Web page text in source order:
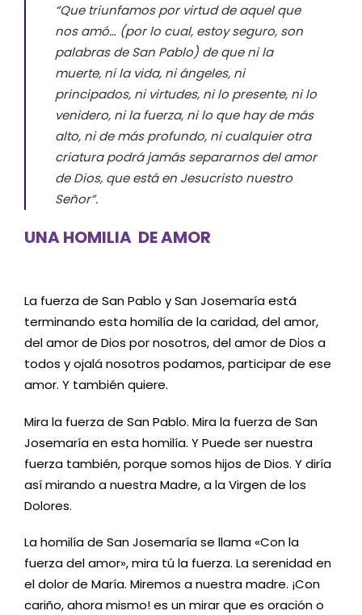
“Que triunfamos por virtud de aquel que
nos amó… (por lo cual, estoy seguro, son
palabras de San Pablo) de que ni la
muerte, ni la vida, ni ángeles, ni
principados, ni virtudes, ni lo presente, ni lo
venidero, ni la fuerza, ni lo que hay de más
alto, ni de más profundo, ni cualquier otra
criatura podrá jamás separarnos del amor
de Dios, que está en Jesucristo nuestro
Señor”.
UNA HOMILIA DE AMOR
La fuerza de San Pablo y San Josemaría está
terminando esta homilía de la caridad, del amor,
del amor de Dios por nosotros, del amor de Dios a
todos y ojalá nosotros podamos, participar de ese
amor. Y también quiere.
Mira la fuerza de San Pablo. Mira la fuerza de San
Josemaría en esta homilía. Y Puede ser nuestra
fuerza también, porque somos hijos de Dios. Y diría
así mirando a nuestra Madre, a la Virgen de los
Dolores.
La homilía de San Josemaría se llama «Con la
fuerza del amor», mira tú la fuerza. La serenidad en
el dolor de María. Miremos a nuestra madre. ¡Con
cariño, ahora mismo! es un mirar que es oración o